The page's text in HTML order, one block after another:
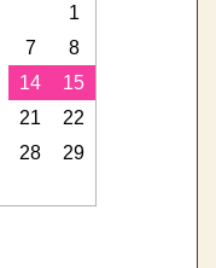
1
7
8
14
15
21
22
28
29